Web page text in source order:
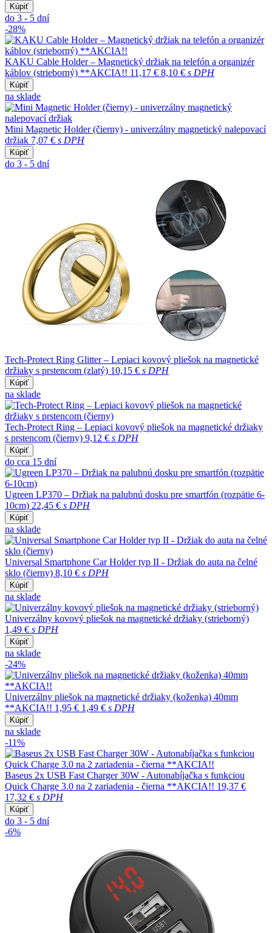
Kúpiť
do 3 - 5 dní
-28%
KAKU Cable Holder – Magnetický držiak na telefón a organizér
káblov (strieborný) **AKCIA!! 11,17 € 8,10 € s DPH
Kúpiť
na sklade
Mini Magnetic Holder (čierny) - univerzálny magnetický nalepovací
držiak 7,07 € s DPH
Kúpiť
do 3 - 5 dní
Tech-Protect Ring Glitter – Lepiaci kovový pliešok na magnetické
držiaky s prstencom (zlatý) 10,15 € s DPH
Kúpiť
na sklade
Tech-Protect Ring – Lepiaci kovový pliešok na magnetické držiaky
s prstencom (čierny) 9,12 € s DPH
Kúpiť
do cca 15 dní
Ugreen LP370 – Držiak na palubnú dosku pre smartfón (rozpätie 6-
10cm) 22,45 € s DPH
Kúpiť
na sklade
Universal Smartphone Car Holder typ II - Držiak do auta na čelné
sklo (čierny) 8,10 € s DPH
Kúpiť
na sklade
Univerzálny kovový pliešok na magnetické držiaky (strieborný)
1,49 € s DPH
Kúpiť
na sklade
-24%
Univerzálny pliešok na magnetické držiaky (koženka) 40mm
**AKCIA!! 1,95 € 1,49 € s DPH
Kúpiť
na sklade
-11%
Baseus 2x USB Fast Charger 30W - Autonabíjačka s funkciou
Quick Charge 3.0 na 2 zariadenia - čierna **AKCIA!! 19,37 €
17,32 € s DPH
Kúpiť
do 3 - 5 dní
-6%